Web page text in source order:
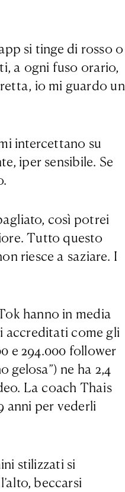
si tinge di rosso o
a ogni fuso orario,
io mi guardo un
intercettano su
iper sensibile. Se
così potrei
Tutto questo
riesce a saziare. I
hanno in media
accreditati come gli
e 294.000 follower
gelosa”) ne ha 2,4
La coach Thais
anni per vederli
stilizzati si
beccarsi